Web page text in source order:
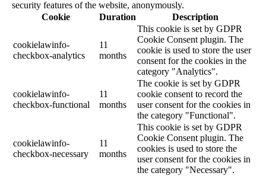
security features of the website, anonymously.
Cookie
Duration Description
cookielawinfo-
checkbox-analytics
11
months
This cookie is set by GDPR
Cookie Consent plugin. The
cookie is used to store the user
consent for the cookies in the
category "Analytics".
cookielawinfo-
checkbox-functional
11
months
The cookie is set by GDPR
cookie consent to record the
user consent for the cookies in
the category "Functional".
cookielawinfo-
checkbox-necessary
11
months
This cookie is set by GDPR
Cookie Consent plugin. The
cookies is used to store the
user consent for the cookies in
the category "Necessary".